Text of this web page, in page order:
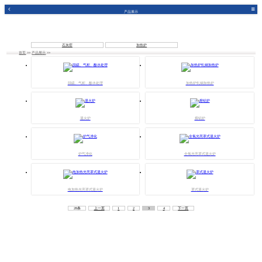
产品展示
石灰窑 加热炉
首页 >> 产品展示 >>
脱硫、气柜、酚水处理 加热炉轧钢加热炉
退火炉 熔铝炉
炉气净化 全氢光亮罩式退火炉
电加热光亮罩式退火炉 罩式退火炉
28条 上一页 1 2 3 4 下一页